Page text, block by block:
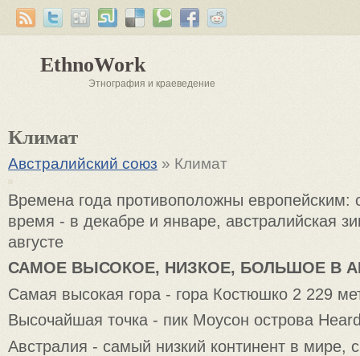
EthnoWork
Этнография и краеведение
Климат
Австралийский союз » Климат
Времена года противоположны европейским:
время - в декабре и январе, австралийская
августе
САМОЕ ВЫСОКОЕ, НИЗКОЕ, БОЛЬШОЕ В
Самая высокая гора - гора Костюшко 2 229
Высочайшая точка - пик Моусон острова
Австралия - самый низкий континент в мире,